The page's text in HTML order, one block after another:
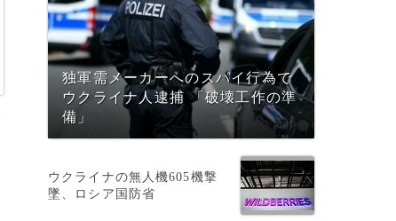
独軍需メーカーへのスパイ行為で
ウクライナ人逮捕 「破壊工作の準
備」
ウクライナの無人機605機撃
墜、ロシア国防省